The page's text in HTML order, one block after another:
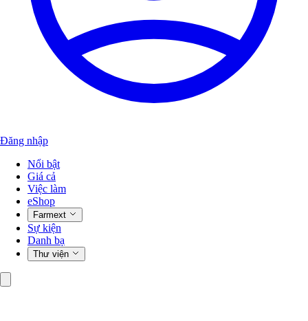
Đăng nhập
Nổi bật
Giá cả
Việc làm
eShop
Farmext
Sự kiện
Danh bạ
Thư viện